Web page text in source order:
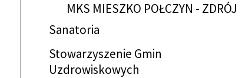
MKS MIESZKO POŁCZYN - ZDRÓJ
Sanatoria
Stowarzyszenie Gmin
Uzdrowiskowych